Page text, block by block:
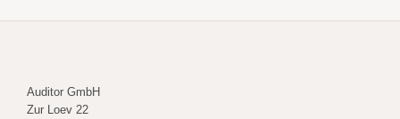
Auditor GmbH
Zur Loev 22